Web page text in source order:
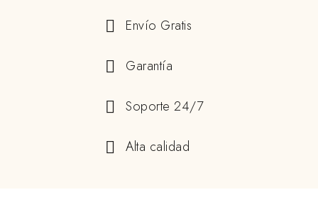
Envío Gratis
Garantía
Soporte 24/7
Alta calidad